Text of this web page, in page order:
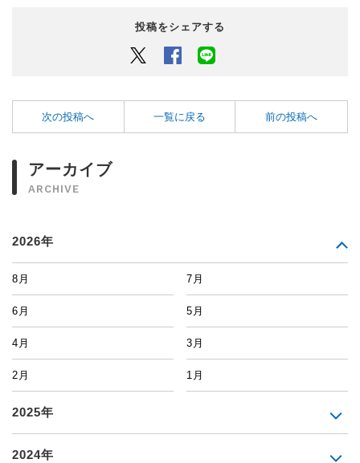
投稿をシェアする
Twitter Facebook
次の投稿へ 一覧に戻る 前の投稿へ
アーカイブ
ARCHIVE
2026年
8月 7月
6月 5月
4月 3月
2月 1月
2025年
2024年